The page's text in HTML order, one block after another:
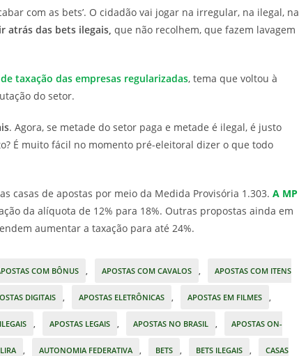
com as bets’. O cidadão vai jogar na irregular, na ilegal, na
atrás das bets ilegais, que não recolhem, que fazem lavagem
taxação das empresas regularizadas, tema que voltou à
do setor.
. Agora, se metade do setor paga e metade é ilegal, é justo
É muito fácil no momento pré-eleitoral dizer o que todo
casas de apostas por meio da Medida Provisória 1.303. A MP
da alíquota de 12% para 18%. Outras propostas ainda em
aumentar a taxação para até 24%.
COM BÔNUS , APOSTAS COM CAVALOS , APOSTAS COM ITENS
DIGITAIS , APOSTAS ELETRÔNICAS , APOSTAS EM FILMES ,
, APOSTAS LEGAIS , APOSTAS NO BRASIL , APOSTAS ON-
, AUTONOMIA FEDERATIVA , BETS , BETS ILEGAIS , CASAS